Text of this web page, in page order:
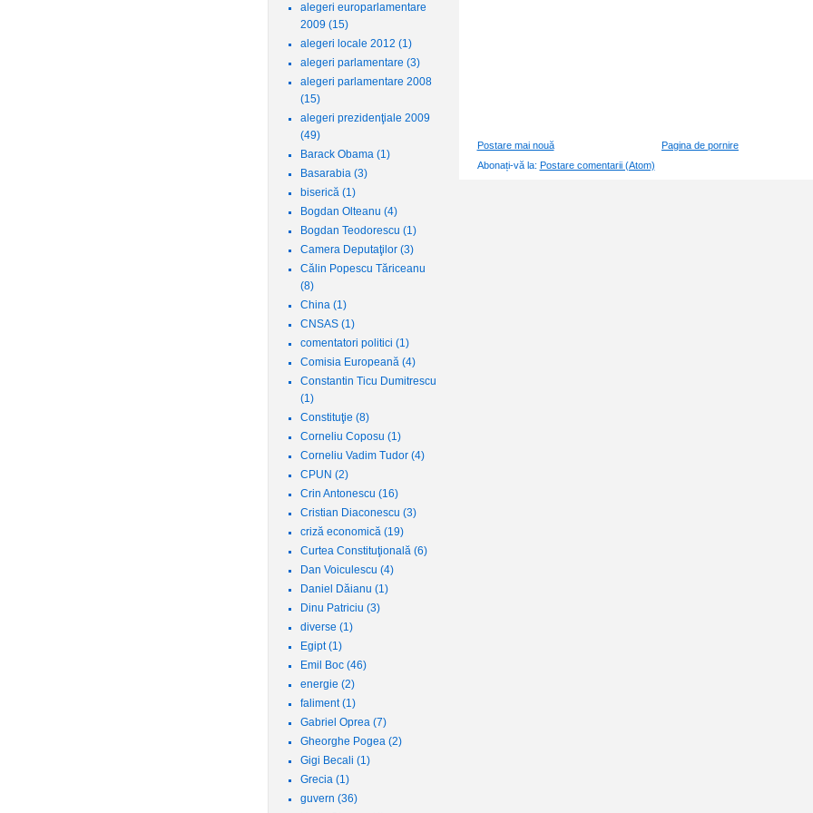
alegeri europarlamentare
2009 (15)
alegeri locale 2012 (1)
alegeri parlamentare (3)
alegeri parlamentare 2008
(15)
alegeri prezidenţiale 2009
(49)
Barack Obama (1)
Basarabia (3)
biserică (1)
Bogdan Olteanu (4)
Bogdan Teodorescu (1)
Camera Deputaţilor (3)
Călin Popescu Tăriceanu
(8)
China (1)
CNSAS (1)
comentatori politici (1)
Comisia Europeană (4)
Constantin Ticu Dumitrescu
(1)
Constituţie (8)
Corneliu Coposu (1)
Corneliu Vadim Tudor (4)
CPUN (2)
Crin Antonescu (16)
Cristian Diaconescu (3)
criză economică (19)
Curtea Constituţională (6)
Dan Voiculescu (4)
Daniel Dăianu (1)
Dinu Patriciu (3)
diverse (1)
Egipt(1)
Emil Boc (46)
energie (2)
faliment(1)
Gabriel Oprea (7)
Gheorghe Pogea (2)
Gigi Becali (1)
Grecia (1)
guvern (36)
Postare mai nouă
Pagina de pornire
Abonați-vă la: Postare comentarii (Atom)